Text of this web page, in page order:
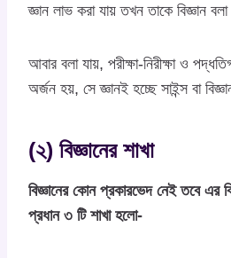
জ্ঞান লাভ করা যায় তখন তাকে বিজ্ঞান
আবার বলা যায়, পরীক্ষা-নিরীক্ষা ও
অর্জন হয়, সে জ্ঞানই হচ্ছে সাইন্স বা
(২) বিজ্ঞানের শাখা
বিজ্ঞানের কোন প্রকারভেদ নেই তবে এর
প্রধান ৩ টি শাখা হলো-